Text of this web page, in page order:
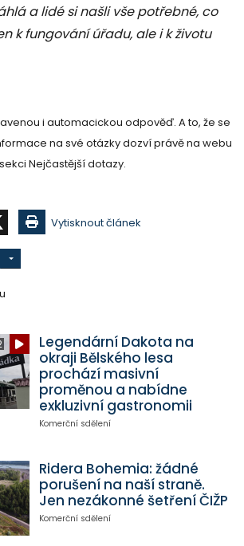
a lidé si našli vše potřebné, co
k fungování úřadu, ale i k životu
i automacickou odpověď. A to, že se
na své otázky dozví právě na webu
Nejčastější dotazy.
Vytisknout článek
Legendární Dakota na
okraji Bělského lesa
prochází masivní
proměnou a nabídne
exkluzivní gastronomii
Komerční sdělení
Ridera Bohemia: žádné
porušení na naší straně.
Jen nezákonné šetření ČIŽP
Komerční sdělení